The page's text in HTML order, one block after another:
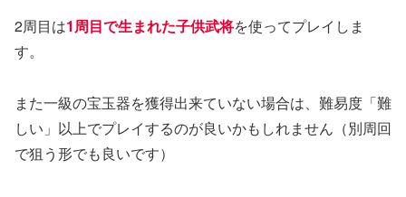
2周目は1周目で生まれた子供武将を使ってプレイしま
す。
また一級の宝玉器を獲得出来ていない場合は、難易度「難
しい」以上でプレイするのが良いかもしれません（別周回
で狙う形でも良いです）